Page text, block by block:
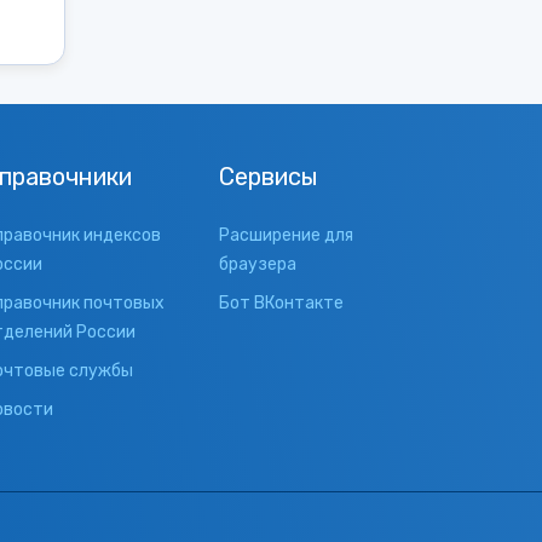
индексов
почтовых
России
службы
Сервисы
Расширение для
браузера
Бот ВКонтакте